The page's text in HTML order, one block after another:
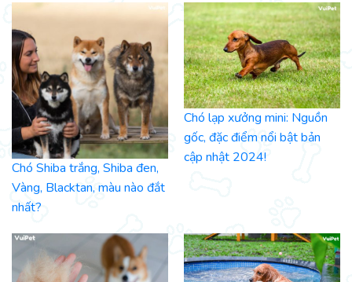
Chó Shiba trắng, Shiba đen,
Vàng, Blacktan, màu nào đắt
nhất?
Chó lạp xưởng mini: Nguồn
gốc, đặc điểm nổi bật bản
cập nhật 2024!